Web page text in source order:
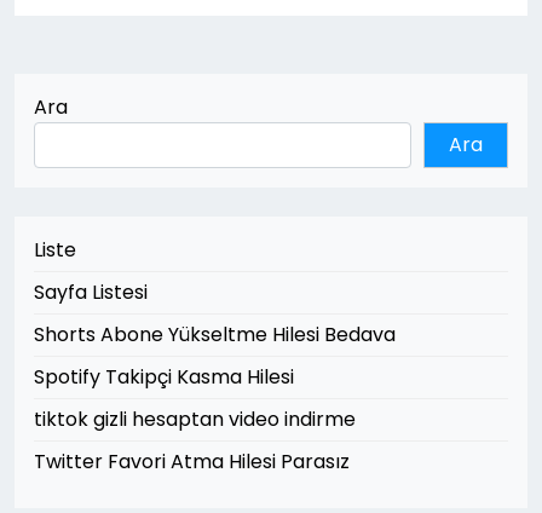
Ara
Ara
Liste
Sayfa Listesi
Shorts Abone Yükseltme Hilesi Bedava
Spotify Takipçi Kasma Hilesi
tiktok gizli hesaptan video indirme
Twitter Favori Atma Hilesi Parasız